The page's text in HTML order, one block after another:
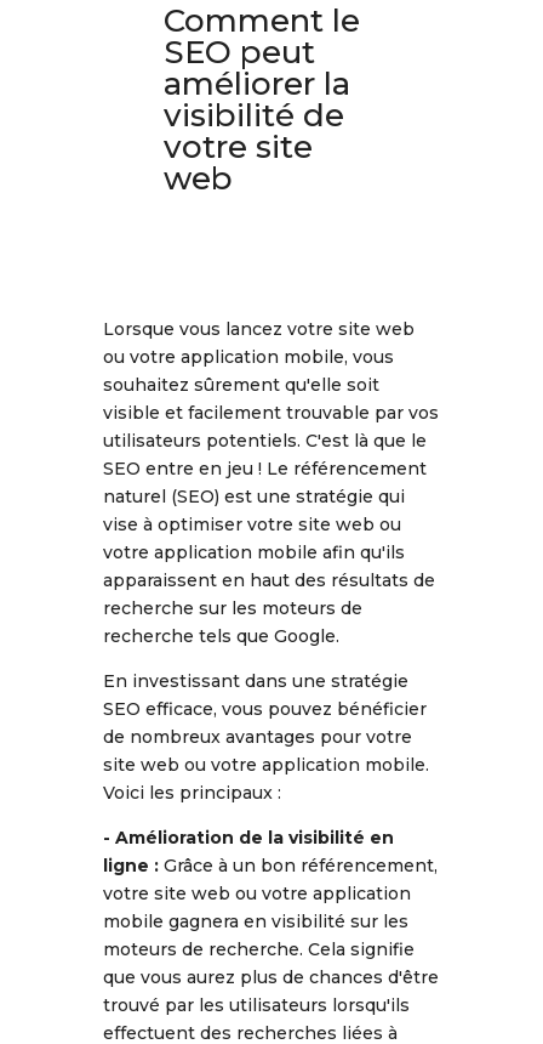
Comment le
SEO peut
améliorer la
visibilité de
votre site
web
Lorsque vous lancez votre site web
ou votre application mobile, vous
souhaitez sûrement qu'elle soit
visible et facilement trouvable par vos
utilisateurs potentiels. C'est là que le
SEO entre en jeu ! Le référencement
naturel (SEO) est une stratégie qui
vise à optimiser votre site web ou
votre application mobile afin qu'ils
apparaissent en haut des résultats de
recherche sur les moteurs de
recherche tels que Google.
En investissant dans une stratégie
SEO efficace, vous pouvez bénéficier
de nombreux avantages pour votre
site web ou votre application mobile.
Voici les principaux :
- Amélioration de la visibilité en
ligne : Grâce à un bon référencement,
votre site web ou votre application
mobile gagnera en visibilité sur les
moteurs de recherche. Cela signifie
que vous aurez plus de chances d'être
trouvé par les utilisateurs lorsqu'ils
effectuent des recherches liées à